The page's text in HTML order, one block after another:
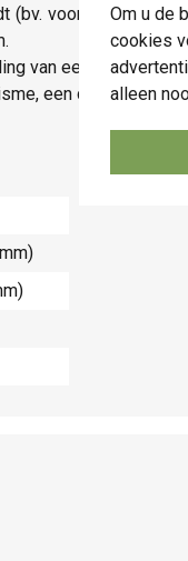
Om u de
cookies
alleen
(bv. voor
van een
een